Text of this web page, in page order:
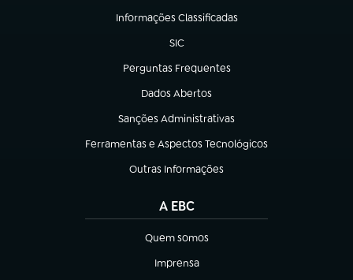
Informações Classificadas
(abre em nova aba)
SIC
(abre em nova aba)
Perguntas Frequentes
(abre em nova aba)
Dados Abertos
(abre em nova aba)
Sanções Administrativas
(abre em nova aba)
Ferramentas e Aspectos Tecnológicos
(abre em nova aba)
Outras Informações
(abre em nova aba)
A EBC
Quem somos
(abre em nova aba)
Imprensa
(abre em nova aba)